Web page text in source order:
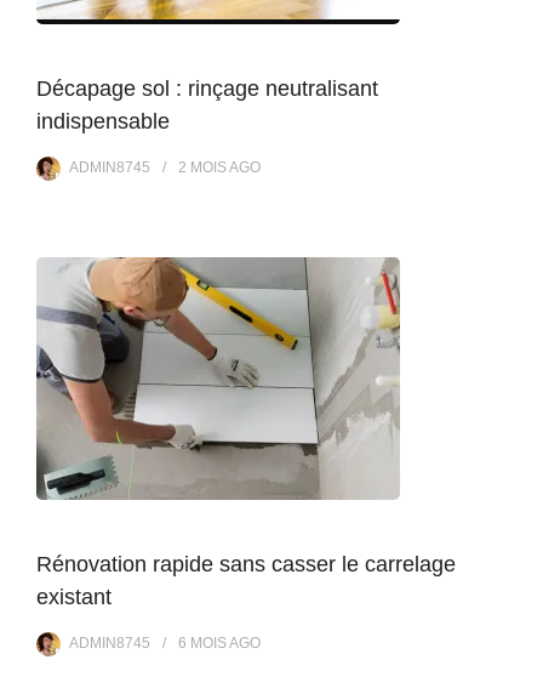
Décapage sol : rinçage neutralisant
indispensable
ADMIN8745 2 MOISAGO
Rénovation rapide sans casser le carrelage
existant
ADMIN8745 6 MOISAGO